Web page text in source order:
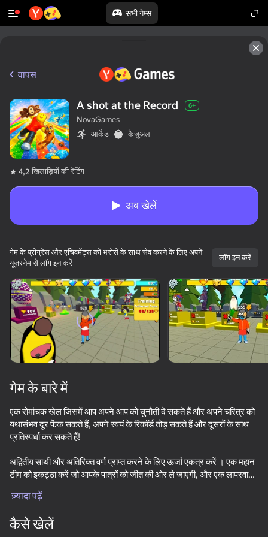
सभी गेम्स
डिवाइस घुमाएँ
यह गेम केवल लैंडस्केप
ओरिएंटेशन का समर्थन करता है
Stack Fire Ball
वापस
A shot at the Record 6+
NovaGames
आर्केड
कैज़ुअल
4,2 खिलाड़ियों की रेटिंग
अब खेलें
गेम के प्रोग्रेस और एचिवमेंट्स को भरोसे के साथ सेव करने के लिए अपने
यूज़रनेम से लॉग इन करें
लॉग इन करें
गेम के बारे में
एक रोमांचक खेल जिसमें आप अपने आप को चुनौती दे सकते हैं और अपने चरित्र को
यथासंभव दूर फेंक सकते हैं, अपने स्वयं के रिकॉर्ड तोड़ सकते हैं और दूसरों के साथ
प्रतिस्पर्धा कर सकते हैं!
अद्वितीय साथी और अतिरिक्त वर्ण प्राप्त करने के लिए ऊर्जा एकत्र करें । एक महान
टीम को इकट्ठा करें जो आपके पात्रों को जीत की ओर ले जाएगी, और एक लापरवाह
ज़्यादा पढ़ें
कैसे खेलें